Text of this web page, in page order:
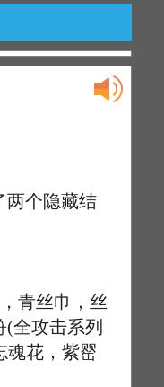
个隐藏结
青丝巾，丝
全攻击系列
魂花，紫罂